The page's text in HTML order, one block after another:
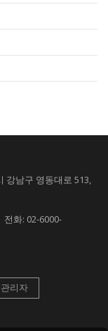
남구 영동대로 513,
화: 02-6000-
관리자